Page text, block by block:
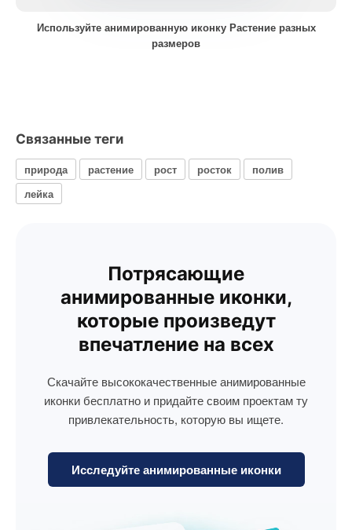
Используйте анимированную иконку Растение разных
размеров
Связанные теги
природа растение рост росток
полив
лейка
Потрясающие
анимированные иконки,
которые произведут
впечатление на всех
Скачайте высококачественные анимированные
иконки бесплатно и придайте своим проектам ту
привлекательность, которую вы ищете.
Исследуйте анимированные иконки